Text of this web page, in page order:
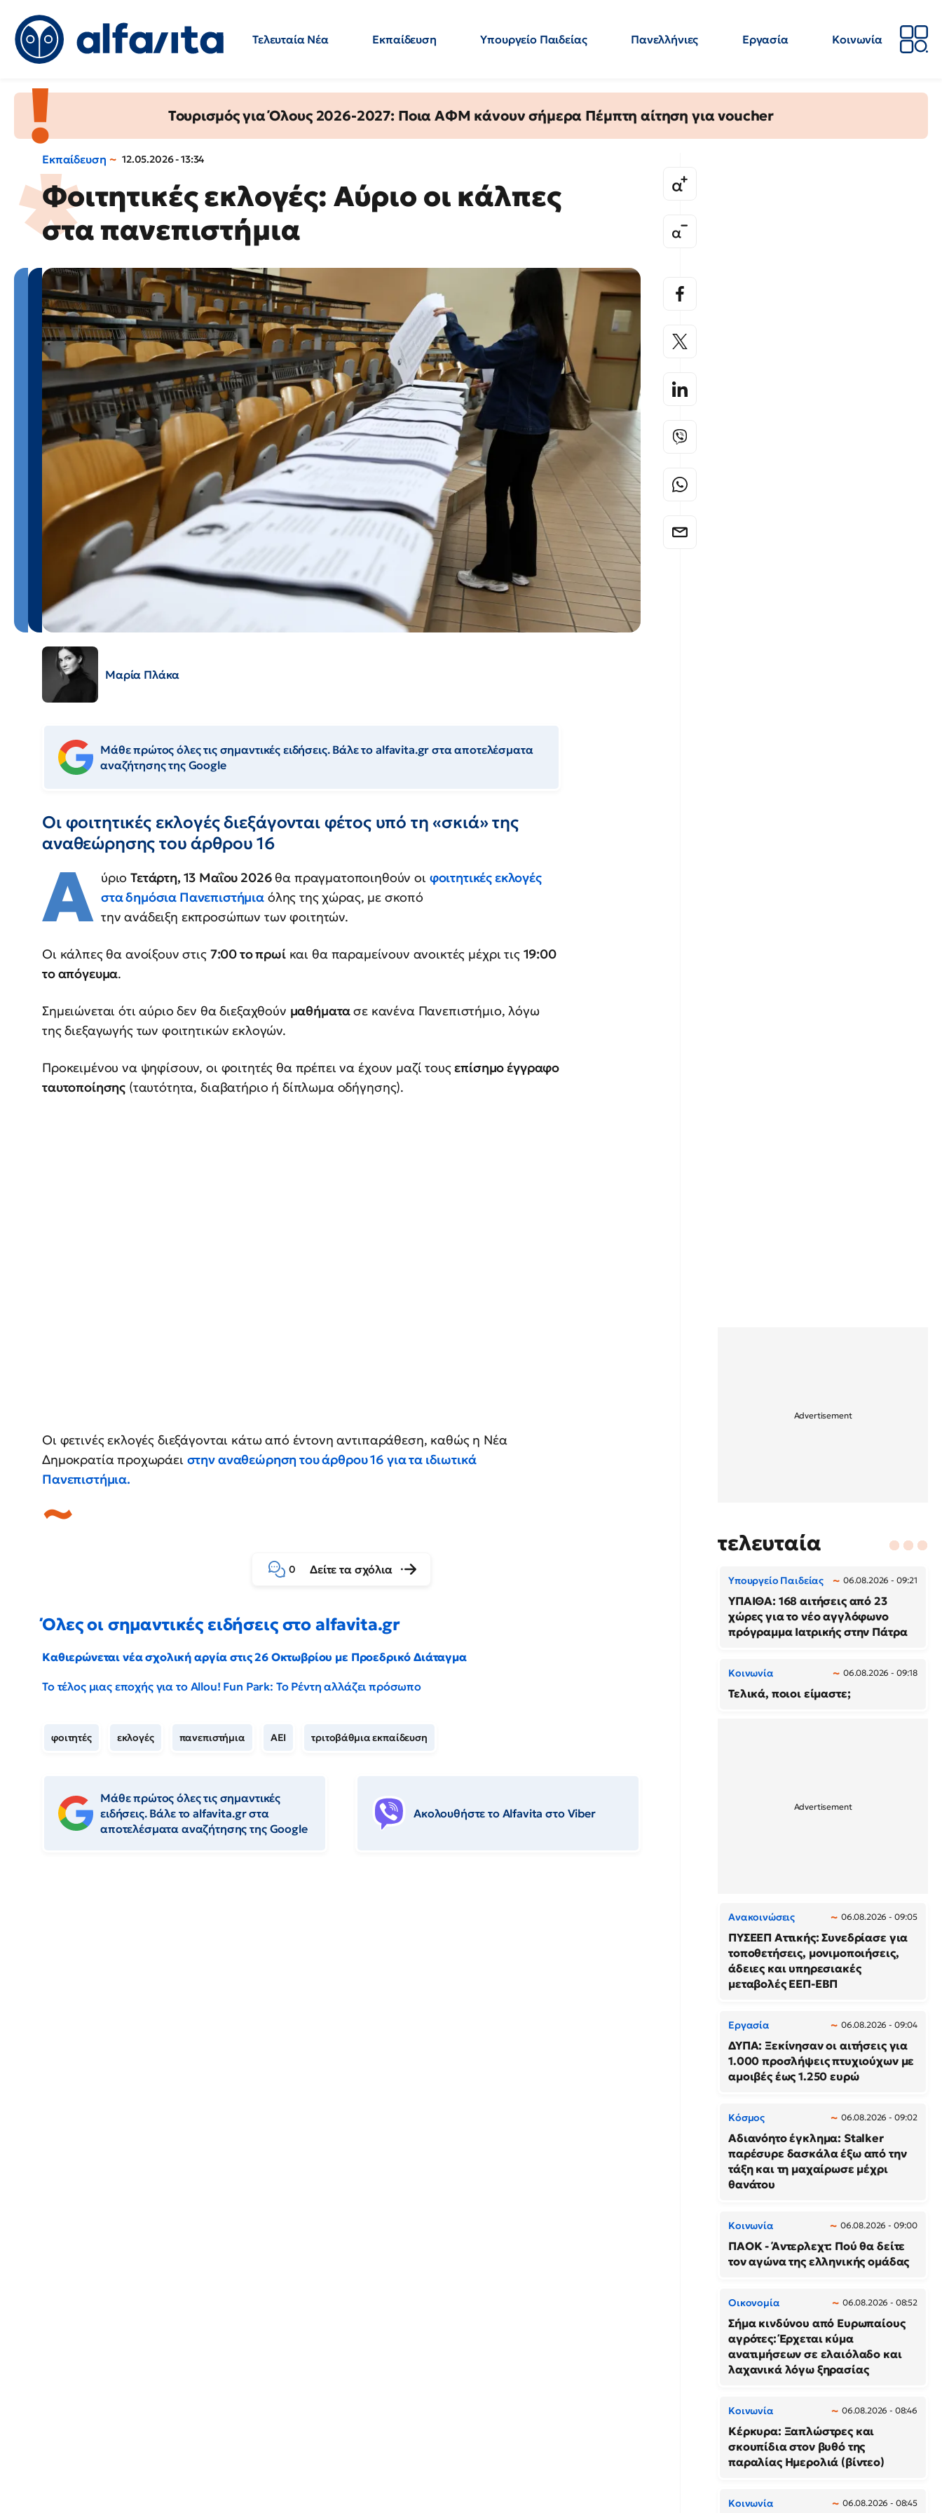
Τελευταία Νέα Εκπαίδευση Υπουργείο Παιδείας Πανελλήνιες Εργασία
Κοινωνία
Τουρισμός για Όλους 2026-2027: Ποια ΑΦΜ κάνουν σήμερα Πέμπτη αίτηση για voucher
Εκπαίδευση 12.05.2026 - 13:34
Φοιτητικές εκλογές: Αύριο οι κάλπες
στα πανεπιστήμια
Μαρία Πλάκα
Μάθε πρώτος όλες τις σημαντικές ειδήσεις. Βάλε το alfavita.gr στα αποτελέσματα
αναζήτησης της Google
Οι φοιτητικές εκλογές διεξάγονται φέτος υπό τη «σκιά» της
αναθεώρησης του άρθρου 16
Α ύριοΤετάρτη, 13 Μαΐου 2026 θα πραγματοποιηθούν οι φοιτητικές εκλογές
στα δημόσια Πανεπιστήμια όλης της χώρας, με σκοπό
την ανάδειξη εκπροσώπων των φοιτητών.
Οι κάλπες θα ανοίξουν στις 7:00 το πρωίκαι θα παραμείνουν ανοικτές μέχρι τις 19:00
το απόγευμα.
Σημειώνεται ότι αύριο δεν θα διεξαχθούν μαθήματασε κανένα Πανεπιστήμιο, λόγω
της διεξαγωγής των φοιτητικών εκλογών.
Προκειμένου να ψηφίσουν, οι φοιτητές θα πρέπει να έχουν μαζί τουςεπίσημο έγγραφο
ταυτοποίησης (ταυτότητα, διαβατήριο ή δίπλωμα οδήγησης).
Οι φετινές εκλογές διεξάγονται κάτω από έντονη αντιπαράθεση, καθώς η Νέα
Δημοκρατία προχωράει στην αναθεώρηση του άρθρου 16 για τα ιδιωτικά
Πανεπιστήμια.
0 Δείτε τα σχόλια
Όλες οι σημαντικές ειδήσεις στο alfavita.gr
Καθιερώνεται νέα σχολική αργία στις 26 Οκτωβρίου με Προεδρικό Διάταγμα
Το τέλος μιας εποχής για το Allou! Fun Park: Το Ρέντη αλλάζει πρόσωπο
φοιτητές εκλογές πανεπιστήμια ΑΕΙ τριτοβάθμια εκπαίδευση
Μάθε πρώτος όλες τις σημαντικές
ειδήσεις. Βάλε το alfavita.gr στα
αποτελέσματα αναζήτησης της Google
Ακολουθήστε το Αlfavita στο Viber
τελευταία
Υπουργείο Παιδείας 06.08.2026 - 09:21
ΥΠΑΙΘΑ: 168 αιτήσεις από 23
χώρες για το νέο αγγλόφωνο
πρόγραμμα Ιατρικής στην Πάτρα
Κοινωνία 06.08.2026 - 09:18
Τελικά, ποιοι είμαστε;
Ανακοινώσεις 06.08.2026 - 09:05
ΠΥΣΕΕΠ Αττικής: Συνεδρίασε για
τοποθετήσεις, μονιμοποιήσεις,
άδειες και υπηρεσιακές
μεταβολές ΕΕΠ-ΕΒΠ
Εργασία 06.08.2026 - 09:04
ΔΥΠΑ: Ξεκίνησαν οι αιτήσεις για
1.000 προσλήψεις πτυχιούχων με
αμοιβές έως 1.250 ευρώ
Κόσμος 06.08.2026 - 09:02
Αδιανόητο έγκλημα: Stalker
παρέσυρε δασκάλα έξω από την
τάξη και τη μαχαίρωσε μέχρι
θανάτου
Κοινωνία 06.08.2026 - 09:00
ΠΑΟΚ - Άντερλεχτ: Πού θα δείτε
τον αγώνα της ελληνικής ομάδας
Οικονομία 06.08.2026 - 08:52
Σήμα κινδύνου από Ευρωπαίους
αγρότες: Έρχεται κύμα
ανατιμήσεων σε ελαιόλαδο και
λαχανικά λόγω ξηρασίας
Κοινωνία 06.08.2026 - 08:46
Κέρκυρα: Ξαπλώστρες και
σκουπίδια στον βυθό της
παραλίας Ημερολιά (βίντεο)
Κοινωνία 06.08.2026 - 08:45